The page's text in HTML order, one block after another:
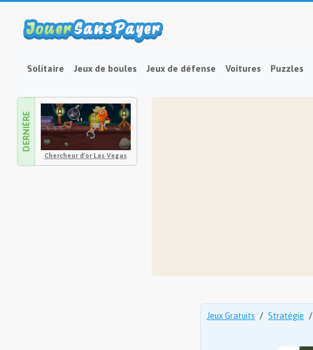
Solitaire Jeux de boules Jeux de défense Voitures Puzzles
DERNIÈRE
Chercheur d'or Las Vegas
Jeux Gratuits Stratégie